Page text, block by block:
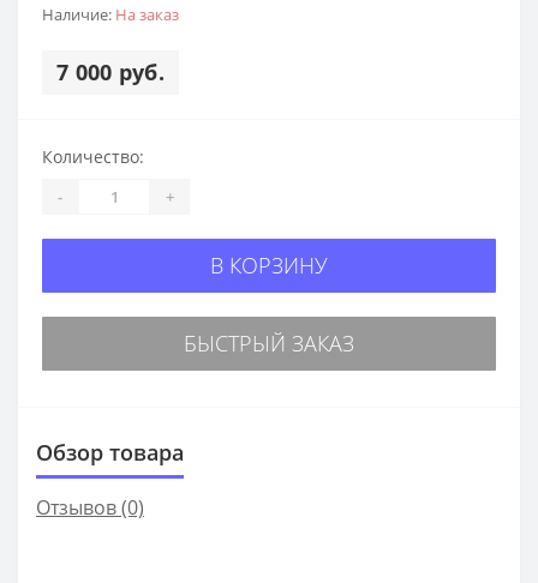
Наличие: На заказ
7 000 руб.
Количество:
- +
В КОРЗИНУ
БЫСТРЫЙ ЗАКАЗ
Обзор товара
Отзывов (0)